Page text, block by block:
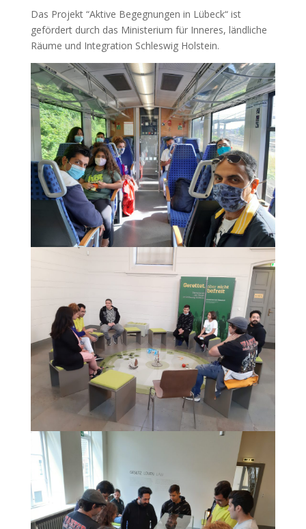
Das Projekt “Aktive Begegnungen in Lübeck“ ist
gefördert durch das Ministerium für Inneres, ländliche
Räume und Integration Schleswig Holstein.